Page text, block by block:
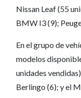
Nissan Leaf (55
BMW I3 (9);
En el grupo de
modelos
unidades
Berlingo (6); y el